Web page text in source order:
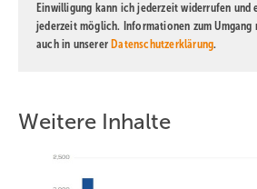
Einwilligung kann ich jederzeit widerrufen und
jederzeit möglich. Informationen zum Umgang
auch in unserer Datenschutzerklärung.
Weitere Inhalte